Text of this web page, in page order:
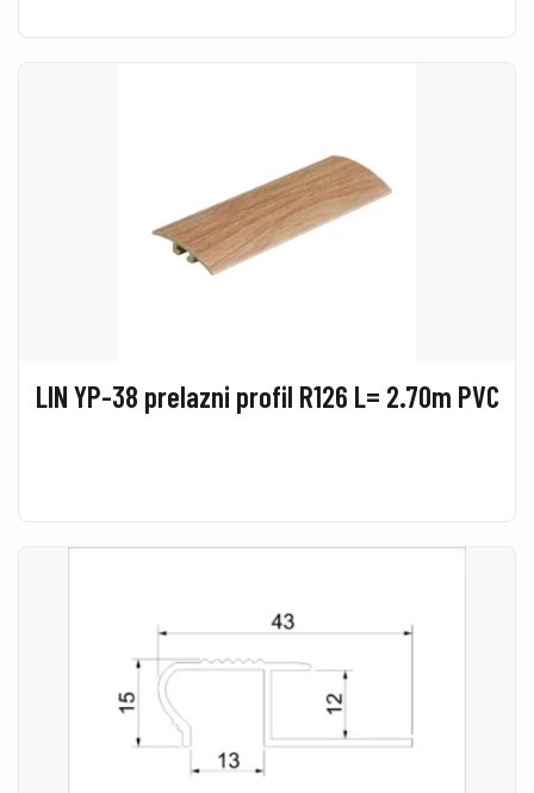
LIN YP-38 prelazni profil R126 L= 2.70m PVC